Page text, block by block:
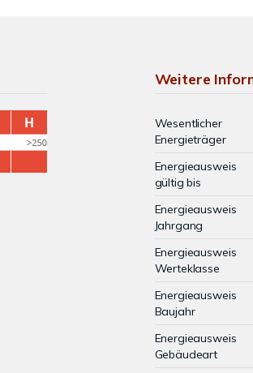
Weitere
Wesentlicher
Energieträger
Energieausweis
gültig bis
Energieausweis
Jahrgang
Energieausweis
Werteklasse
Energieausweis
Baujahr
Energieausweis
Gebäudeart